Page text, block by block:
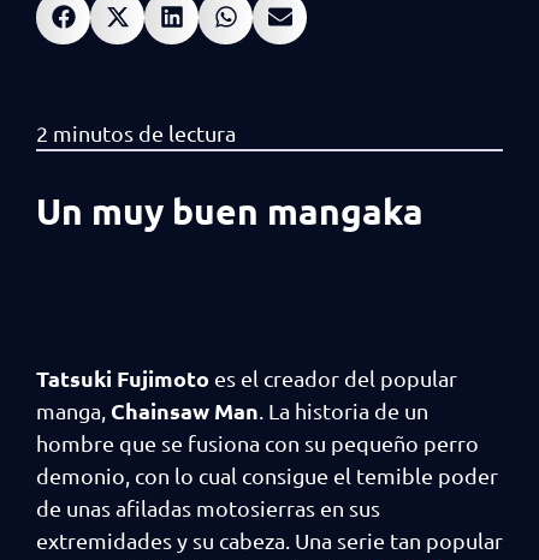
Un muy buen mangaka
Tatsuki Fujimoto es el creador del popular
manga, Chainsaw Man . La historia de un
hombre que se fusiona con su pequeño perro
demonio, con lo cual consigue el temible poder
de unas afiladas motosierras en sus
extremidades y su cabeza. Una serie tan popular